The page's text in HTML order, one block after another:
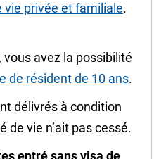
vie privée et familiale.
, vous avez la possibilité
de résident de 10 ans.
délivrés à condition
de vie n’ait pas cessé.
entré sans visa de